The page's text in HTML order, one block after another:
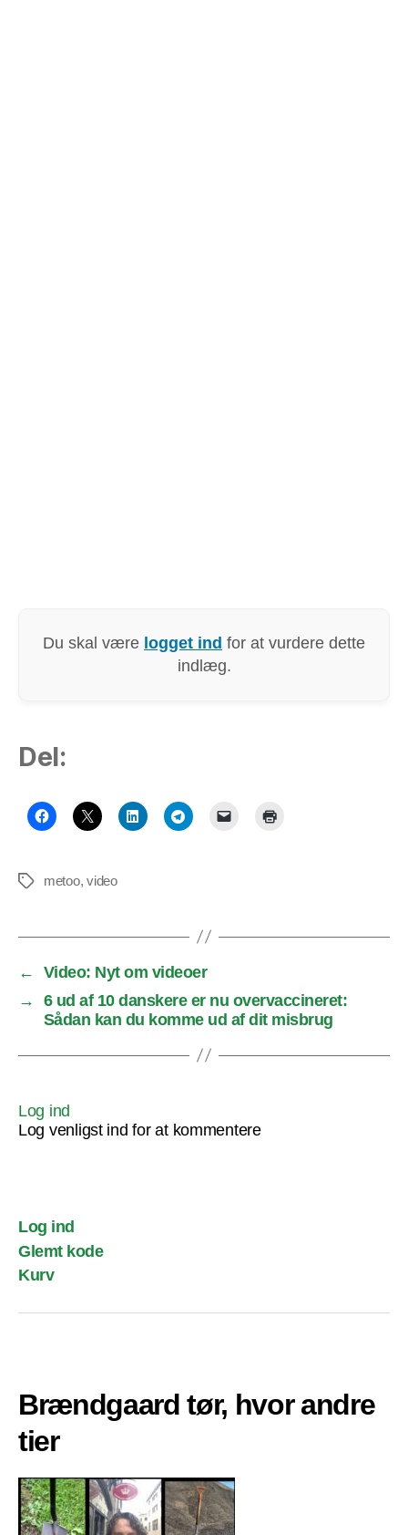
Du skal være logget ind for at vurdere dette
indlæg.
Del:
Tags metoo,video
←
Video: Nyt om videoer
→
6 ud af 10 danskere er nu overvaccineret:
Sådan kan du komme ud af dit misbrug
Log ind
Log venligst ind for at kommentere
Log ind
Glemt kode
Kurv
Brændgaard tør, hvor andre
tier